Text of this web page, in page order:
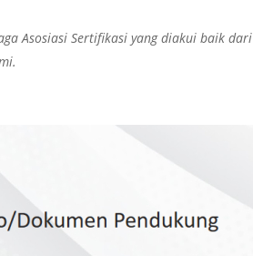
Asosiasi Sertifikasi yang diakui baik dari